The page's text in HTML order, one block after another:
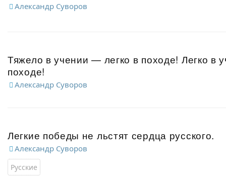
Александр Суворов
Тяжело в учении — легко в походе! Легко в
походе!
Александр Суворов
Легкие победы не льстят сердца русского.
Александр Суворов
Русские